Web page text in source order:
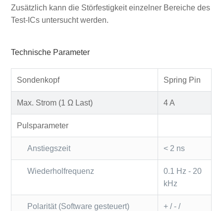
Zusätzlich kann die Störfestigkeit einzelner Bereiche des
Test-ICs untersucht werden.
Technische Parameter
Sondenkopf Spring Pin
Max. Strom (1 Ω Last) 4 A
Pulsparameter
Anstiegszeit < 2 ns
Wiederholfrequenz
0.1 Hz - 20
kHz
Polarität (Software gesteuert)
+ / - /